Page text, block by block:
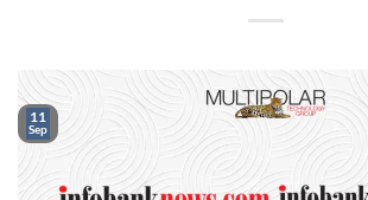
11
Sep